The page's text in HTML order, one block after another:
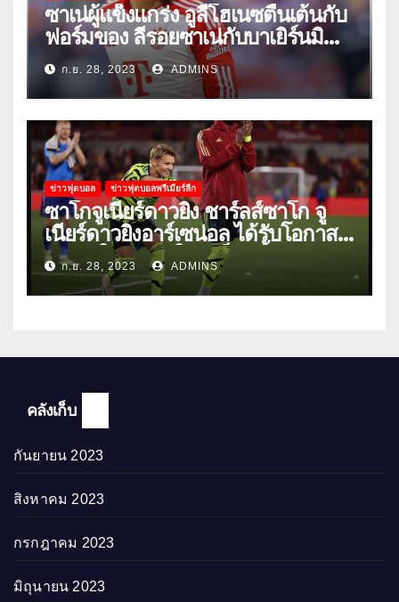
ซาเน่ผู้แข็งแกร่ง อูลี่โฮเนซตื่นเต้นกับ
ฟอร์มของ ลีรอยซาเน่กับบาเยิร์นมิ
วนิคก.ย. 28, 2023 ADMINS
ข่าวฟุตบอล ข่าวฟุตบอลพรีเมียร์ลีก
ซาโกจูเนียร์ดาวยิง ชาร์ลส์ซาโก จู
เนียร์ดาวยิงอาร์เซน่อล ได้รับโอกาส
ลงเล่นให้ทีมชุดใหญ่เป็นครั้งแรก
ก.ย. 28, 2023 ADMINS
คลังเก็บ
กันยายน 2023
สิงหาคม 2023
กรกฎาคม 2023
มิถุนายน 2023